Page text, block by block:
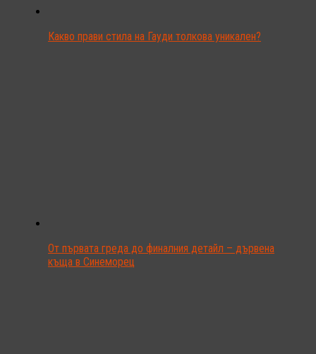
Какво прави стила на Гауди толкова уникален?
От първата греда до финалния детайл – дървена
къща в Синеморец